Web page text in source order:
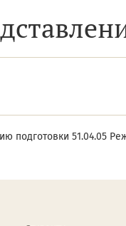
51.04.05